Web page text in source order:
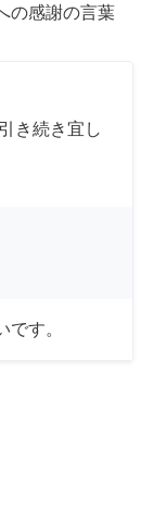
の感謝の言葉
き続き宜し
す。